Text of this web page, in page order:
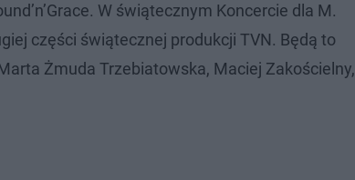
W świątecznym Koncercie dla M.
części świątecznej produkcji TVN. Będą to
Żmuda Trzebiatowska, Maciej Zakościelny,